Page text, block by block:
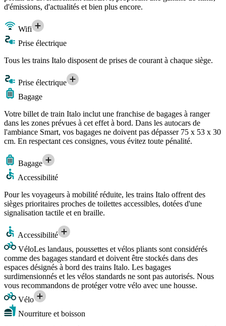
d'émissions, d'actualités et bien plus encore.
Wifi
Prise électrique
Tous les trains Italo disposent de prises de courant à chaque siège.
Prise électrique
Bagage
Votre billet de train Italo inclut une franchise de bagages à ranger
dans les zones prévues à cet effet à bord. Dans les autocars de
l'ambiance Smart, vos bagages ne doivent pas dépasser 75 x 53 x 30
cm. En respectant ces consignes, vous évitez toute pénalité.
Bagage
Accessibilité
Pour les voyageurs à mobilité réduite, les trains Italo offrent des
sièges prioritaires proches de toilettes accessibles, dotées d'une
signalisation tactile et en braille.
Accessibilité
VéloLes landaus, poussettes et vélos pliants sont considérés
comme des bagages standard et doivent être stockés dans des
espaces désignés à bord des trains Italo. Les bagages
surdimensionnés et les vélos standards ne sont pas autorisés. Nous
vous recommandons de protéger votre vélo avec une housse.
Vélo
Nourriture et boisson